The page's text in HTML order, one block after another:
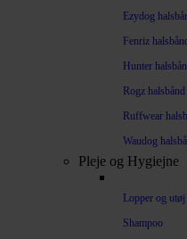
Ezydog
Fenriz halsbånd
Hunter
Rogz halsbånd
Ruffwear
Waudog
Pleje og Hygiejne
Lopper og utøj
Shampoo